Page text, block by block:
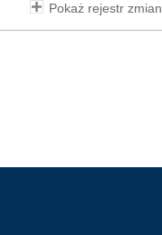
Pokaż rejestr zmian